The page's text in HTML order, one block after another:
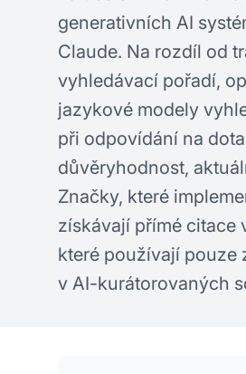
generativních AI
Claude. Na rozdíl od
vyhledávací pořadí,
jazykové modely
při odpovídání na
důvěryhodnost,
Značky, které
získávají přímé citace
které používají pouze
v AI-kurátorovaných